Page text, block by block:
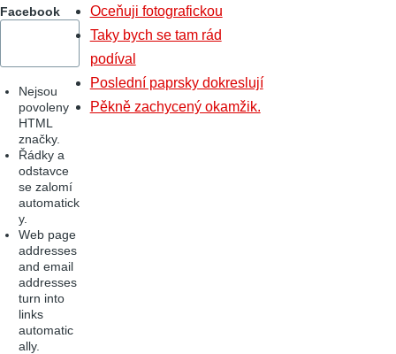
Facebook
Nejsou
povoleny
HTML
značky.
Řádky a
odstavce
se zalomí
automatick
y.
Web page
addresses
and email
addresses
turn into
links
automatic
ally.
Oceňuji fotografickou
Taky bych se tam rád
podíval
Poslední paprsky dokreslují
Pěkně zachycený okamžik.